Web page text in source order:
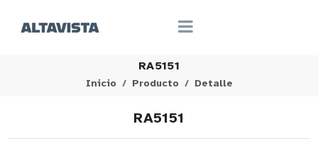
RA5151
Inicio Producto Detalle
RA5151